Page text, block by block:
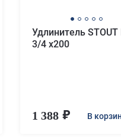
Удлинитель
3/4 x200
1 388 В